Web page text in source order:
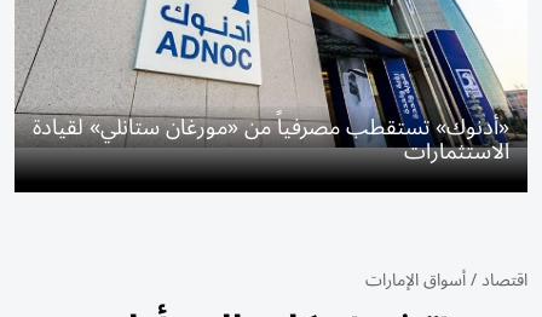
«أدنوك» تستقطب مصرفياً من «مورغان ستانلي» لقيادة
الاستثمارات
اقتصاد/أسواق الإمارات